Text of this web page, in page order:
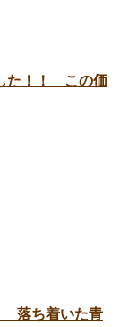
た！！ この価
落ち着いた青